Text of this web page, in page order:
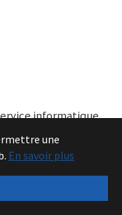
une
En savoir plus
informatique